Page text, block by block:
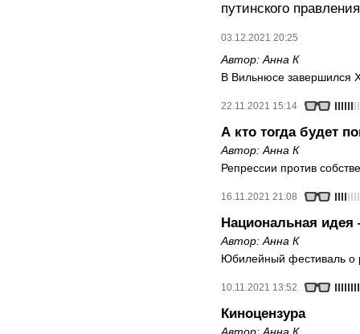
путинского
03.12.2021 20:25
Автор: Анна К
В Вильнюсе завершился
22.11.2021 15:14
А кто тогда будет
Автор: Анна К
Репрессии против
16.11.2021 21:08
Национальная
Автор: Анна К
Юбилейный фестиваль о
10.11.2021 13:52
Киноцензура